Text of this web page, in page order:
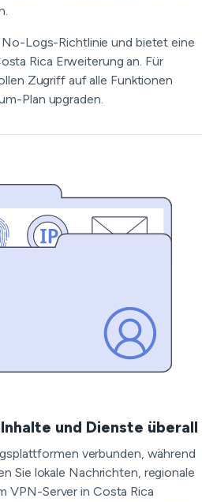
Logs-Richtlinie und bietet eine
Rica Erweiterung an. Für
Zugriff auf alle Funktionen
Plan upgraden.
und Dienste überall
verbunden, während
Sie lokale Nachrichten, regionale
VPN-Server in Costa Rica